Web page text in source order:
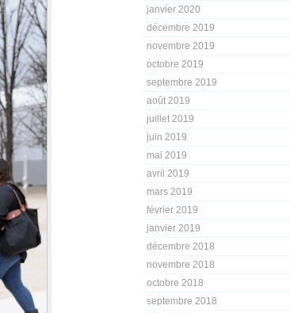
janvier 2020
décembre 2019
novembre 2019
octobre 2019
septembre 2019
août 2019
juillet 2019
juin 2019
mai 2019
avril 2019
mars 2019
février 2019
janvier 2019
décembre 2018
novembre 2018
octobre 2018
septembre 2018